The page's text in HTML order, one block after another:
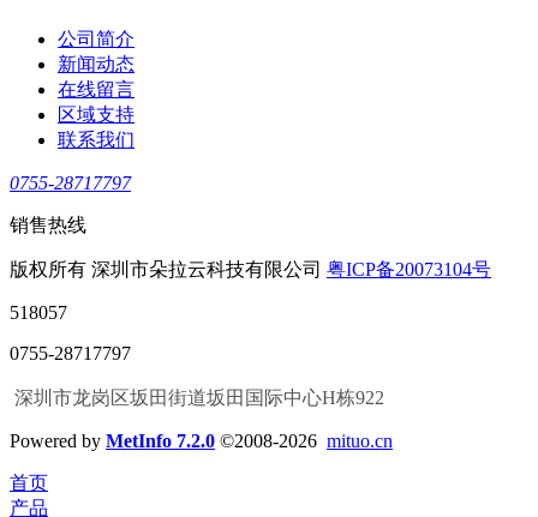
公司简介
新闻动态
在线留言
区域支持
联系我们
0755-28717797
销售热线
版权所有 深圳市朵拉云科技有限公司 粤ICP备20073104号
518057
0755-28717797
深圳市龙岗区坂田街道坂田国际中心H栋922
Powered by MetInfo 7.2.0 ©2008-2026 mituo.cn
首页
产品